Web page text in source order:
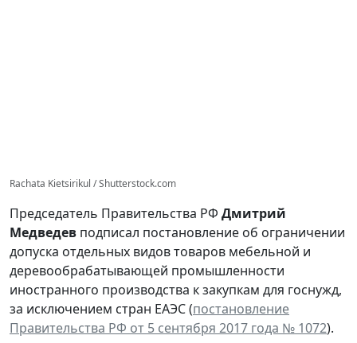
Rachata Kietsirikul / Shutterstock.com
Председатель Правительства РФ Дмитрий
Медведев подписал постановление об ограничении
допуска отдельных видов товаров мебельной и
деревообрабатывающей промышленности
иностранного производства к закупкам для госнужд,
за исключением стран ЕАЭС (постановление
Правительства РФ от 5 сентября 2017 года № 1072).